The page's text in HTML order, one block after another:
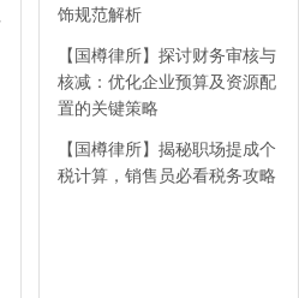
饰规范解析
【国樽律所】探讨财务审核与
核减：优化企业预算及资源配
置的关键策略
【国樽律所】揭秘职场提成个
税计算，销售员必看税务攻略